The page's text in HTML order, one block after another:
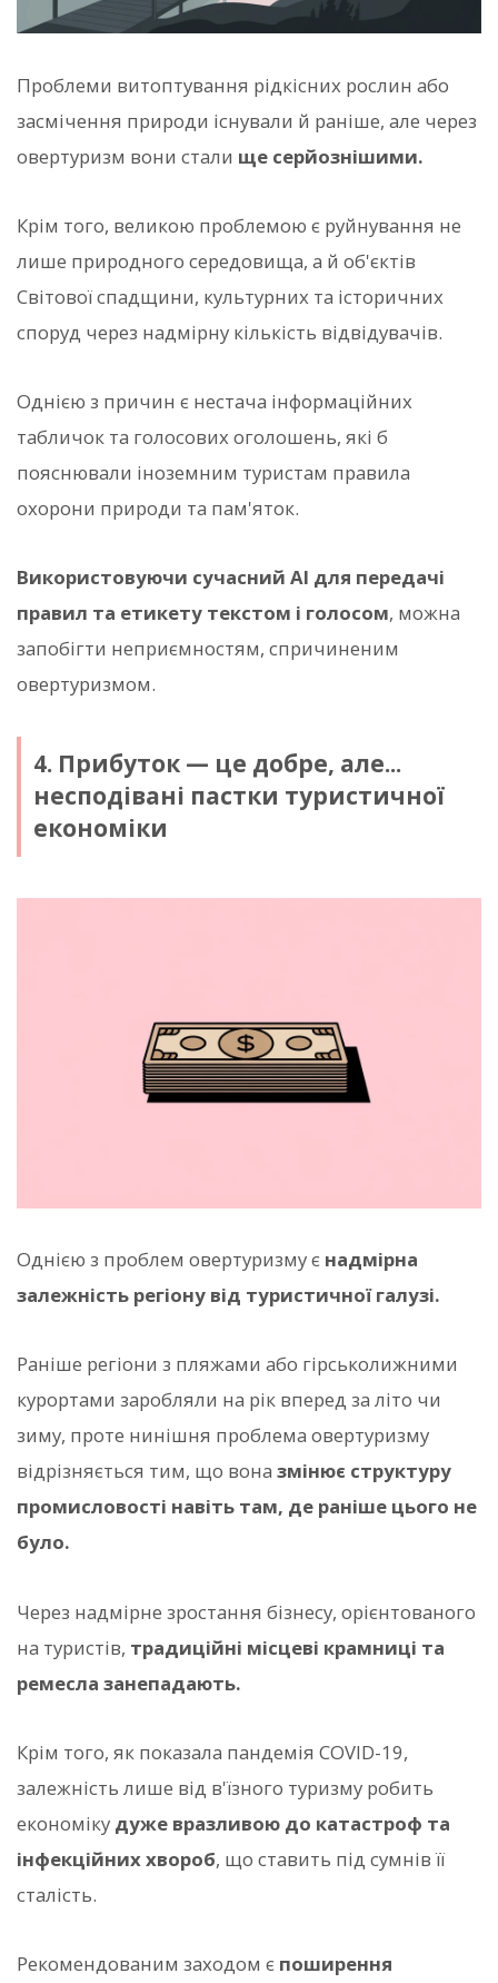
Проблеми витоптування рідкісних рослин або
засмічення природи існували й раніше, але через
овертуризм вони стали ще серйознішими.
Крім того, великою проблемою є руйнування не
лише природного середовища, а й об'єктів
Світової спадщини, культурних та історичних
споруд через надмірну кількість відвідувачів.
Однією з причин є нестача інформаційних
табличок та голосових оголошень, які б
пояснювали іноземним туристам правила
охорони природи та пам'яток.
Використовуючи сучасний AI для передачі
правил та етикету текстом і голосом, можна
запобігти неприємностям, спричиненим
овертуризмом.
4. Прибуток — це добре, але...
несподівані пастки туристичної
економіки
Однією з проблем овертуризму є надмірна
залежність регіону від туристичної галузі.
Раніше регіони з пляжами або гірськолижними
курортами заробляли на рік вперед за літо чи
зиму, проте нинішня проблема овертуризму
відрізняється тим, що вона змінює структуру
промисловості навіть там, де раніше цього не
було.
Через надмірне зростання бізнесу, орієнтованого
на туристів, традиційні місцеві крамниці та
ремесла занепадають.
Крім того, як показала пандемія COVID-19,
залежність лише від в'їзного туризму робить
економіку дуже вразливою до катастроф та
інфекційних хвороб, що ставить під сумнів її
сталість.
Рекомендованим заходом є поширення